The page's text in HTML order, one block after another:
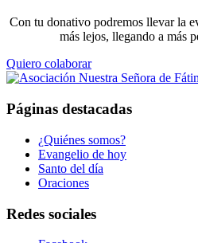
Con tu donativo podremos llevar la
más lejos, llegando a más
Quiero colaborar
Páginas destacadas
¿Quiénes somos?
Evangelio de hoy
Santo del día
Oraciones
Redes sociales